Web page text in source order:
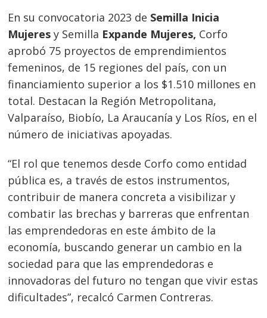
En su convocatoria 2023 de Semilla Inicia
Mujeres y Semilla Expande Mujeres, Corfo
aprobó 75 proyectos de emprendimientos
femeninos, de 15 regiones del país, con un
financiamiento superior a los $1.510 millones en
total. Destacan la Región Metropolitana,
Valparaíso, Biobío, La Araucanía y Los Ríos, en el
número de iniciativas apoyadas.
“El rol que tenemos desde Corfo como entidad
pública es, a través de estos instrumentos,
contribuir de manera concreta a visibilizar y
combatir las brechas y barreras que enfrentan
las emprendedoras en este ámbito de la
economía, buscando generar un cambio en la
sociedad para que las emprendedoras e
innovadoras del futuro no tengan que vivir estas
dificultades”, recalcó Carmen Contreras.